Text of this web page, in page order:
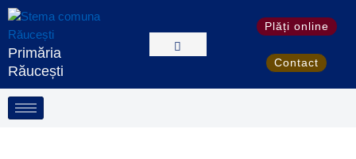
Skip
Primăria
Răucești
Plăți online
Contact
S
e
a
r
c
h